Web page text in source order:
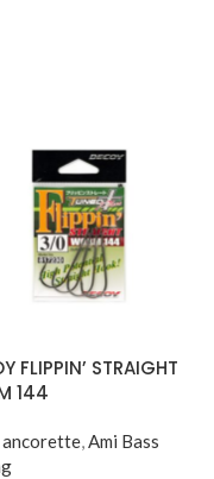
- 1.8gr
FLIPPIN’ STRAIGHT
144
ancorette,Ami Bass